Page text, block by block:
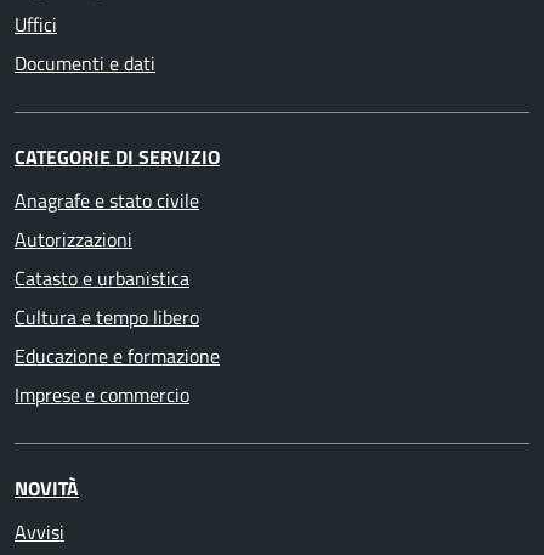
Uffici
Documenti e dati
CATEGORIE DI SERVIZIO
Anagrafe e stato civile
Autorizzazioni
Catasto e urbanistica
Cultura e tempo libero
Educazione e formazione
Imprese e commercio
NOVITÀ
Avvisi